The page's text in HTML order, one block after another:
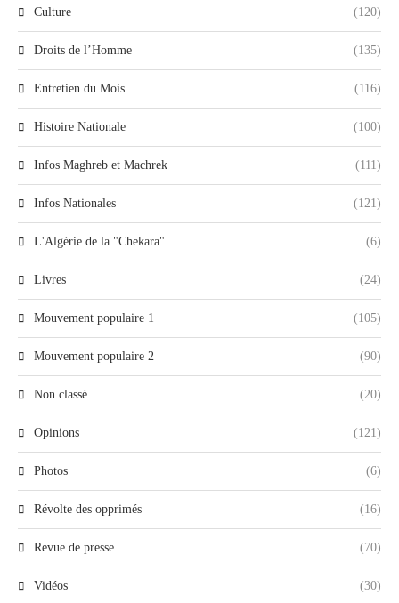
Culture (120)
Droits de l’Homme (135)
Entretien du Mois (116)
Histoire Nationale (100)
Infos Maghreb et Machrek (111)
Infos Nationales (121)
L'Algérie de la "Chekara" (6)
Livres (24)
Mouvement populaire 1 (105)
Mouvement populaire 2 (90)
Non classé (20)
Opinions (121)
Photos (6)
Révolte des opprimés (16)
Revue de presse (70)
Vidéos (30)